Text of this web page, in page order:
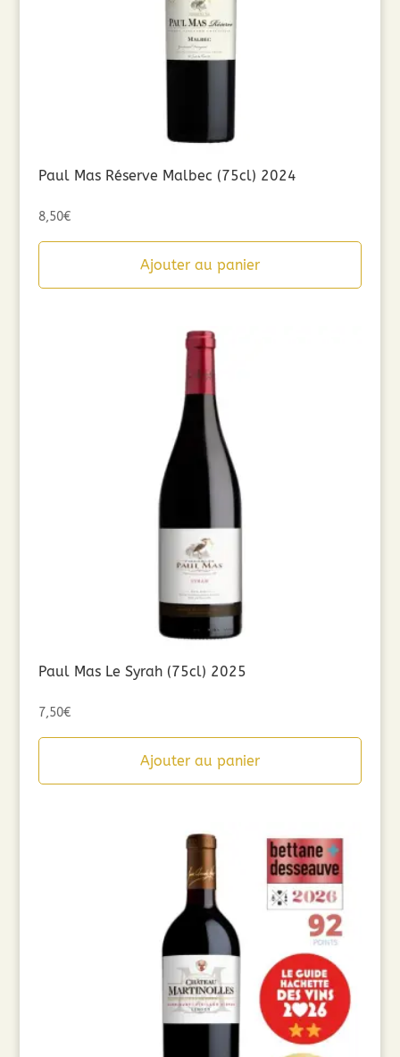
Paul Mas Réserve Malbec (75cl) 2024
8,50€
Ajouter au panier
Paul Mas Le Syrah (75cl) 2025
7,50€
Ajouter au panier